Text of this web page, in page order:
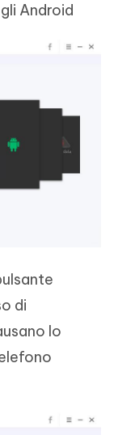
Android
di
lo